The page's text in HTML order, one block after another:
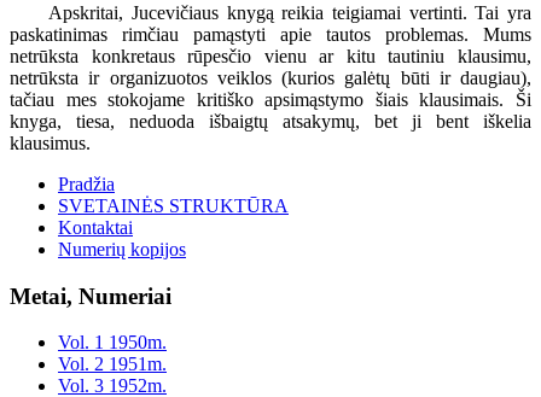
Apskritai, Jucevičiaus knygą reikia teigiamai vertinti. Tai yra
paskatinimas rimčiau pamąstyti apie tautos problemas. Mums
netrūksta konkretaus rūpesčio vienu ar kitu tautiniu klausimu,
netrūksta ir organizuotos veiklos (kurios galėtų būti ir daugiau),
tačiau mes stokojame kritiško apsimąstymo šiais klausimais. Ši
knyga, tiesa, neduoda išbaigtų atsakymų, bet ji bent iškelia
klausimus.
Pradžia
SVETAINĖS STRUKTŪRA
Kontaktai
Numerių kopijos
Metai, Numeriai
Vol. 1 1950m.
Vol. 2 1951m.
Vol. 3 1952m.